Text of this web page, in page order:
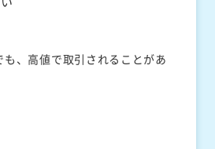
も、高値で取引されることがあ